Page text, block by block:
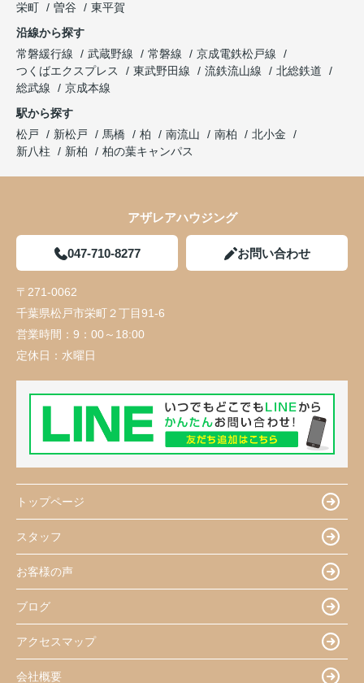
栄町
曽谷
東平賀
沿線から探す
常磐緩行線
武蔵野線 常磐線
京成電鉄松戸線
つくばエクスプレス
東武野田線 流鉄流山線
北総鉄道
総武線
京成本線
駅から探す
松戸
新松戸 馬橋 柏 南流山 南柏
北小金
新八柱
新柏 柏の葉キャンパス
アザレアハウジング
047-710-8277 お問い合わせ
〒271-0062
千葉県松戸市栄町２丁目91-6
営業時間： 9：00～18:00
定休日： 水曜日
トップページ
スタッフ
お客様の声
ブログ
アクセスマップ
会社概要